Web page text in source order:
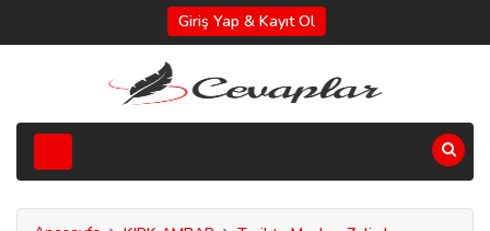
Giriş Yap & Kayıt Ol